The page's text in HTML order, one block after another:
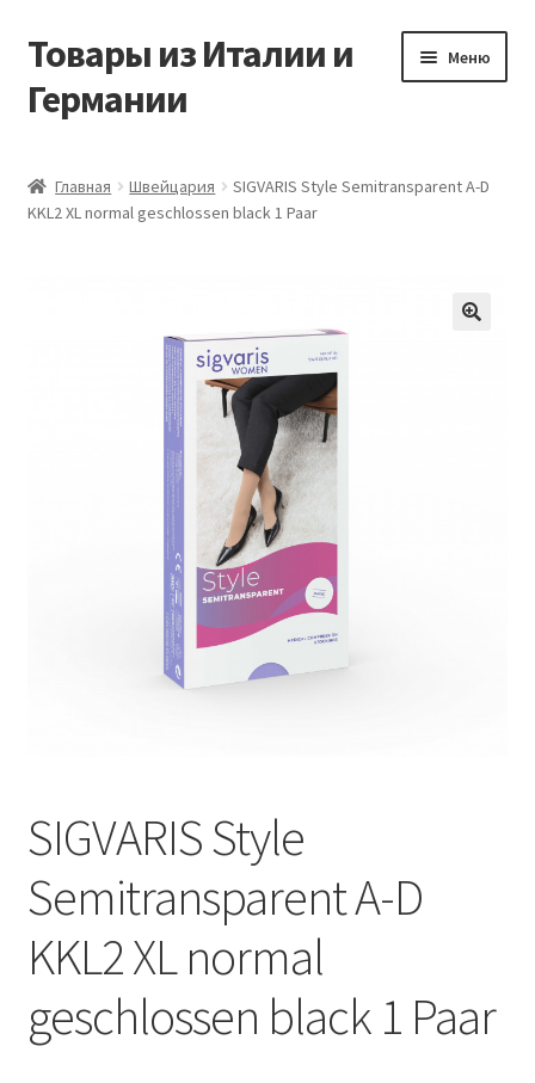
Перейти
навигации
Перейти
содержимому
Товары из Италии и
Германии
Меню
Виды доставки
Оставить отзыв
Оформление заказа
Подтверждение заказа
Главная Швейцария
SIGVARIS Style Semitransparent A-D
KKL2 XL normal geschlossen black 1 Paar
SIGVARIS Style
Semitransparent A-D
KKL2 XL normal
geschlossen black 1 Paar